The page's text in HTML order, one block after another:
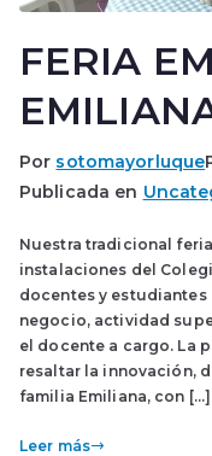
FERIA
Por sotomayorluque
Publicada en
Nuestra tradicional
instalaciones del
docentes y
negocio, actividad
el docente a cargo. La
resaltar la innovación,
familia Emiliana, con […]
Leer más